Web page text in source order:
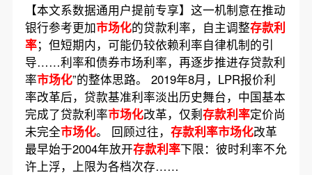
【本文系数据通用户提前专享】这一机制意在推动
银行参考更加市场化的贷款利率，自主调整存款利
率；但短期内，可能仍较依赖利率自律机制的引
导……利率和债券市场利率，再逐步推进存贷款利
率市场化”的整体思路。 2019年8月，LPR报价利
率改革后，贷款基准利率淡出历史舞台，中国基本
完成了贷款利率市场化改革，仅剩存款利率定价尚
未完全市场化。 回顾过往， 存款利率市场化改革
最早始于2004年放开存款利率下限：彼时利率不允
许上浮，上限为各档次存……